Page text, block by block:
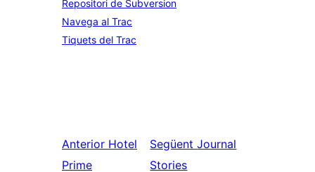
Repositori de Subversion
Navega al Trac
Tiquets del Trac
Anterior Hotel
Prime
Següent Journal
Stories